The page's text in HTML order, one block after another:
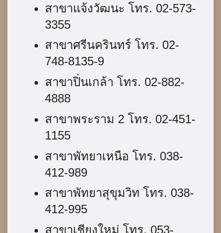
สาขาแจ้งวัฒนะ โทร. 02-573-
3355
สาขาศรีนครินทร์ โทร. 02-
748-8135-9
สาขาปิ่นเกล้า โทร. 02-882-
4888
สาขาพระราม 2 โทร. 02-451-
1155
สาขาพัทยาเหนือ โทร. 038-
412-989
สาขาพัทยาสุขุมวิท โทร. 038-
412-995
สาขาเชียงใหม่ โทร. 053-